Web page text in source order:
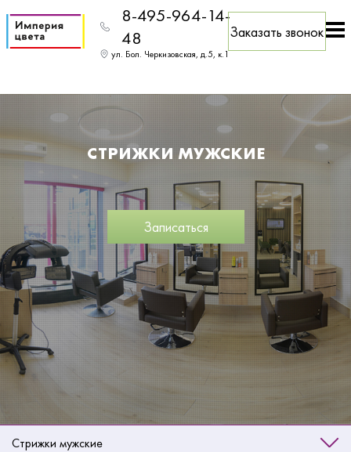
8-495-964-14-
48
ул. Бол. Черкизовская, д.5, к.1
Заказать звонок
СТРИЖКИ МУЖСКИЕ
Записаться
Стрижки мужские